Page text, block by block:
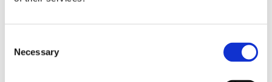
Selection
Necessary